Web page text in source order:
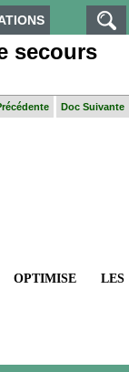
secours
Doc Suivante
LES